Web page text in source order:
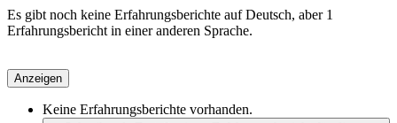
Es gibt noch keine Erfahrungsberichte auf Deutsch, aber 1
Erfahrungsbericht in einer anderen Sprache.
Anzeigen
Keine Erfahrungsberichte vorhanden.